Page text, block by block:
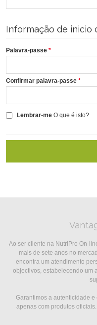
Informação de inicio
*
Palavra-passe
*
Confirmar palavra-passe
Lembrar-me O que é isto?
Ao ser cliente na NutriPro On-
mais de sete anos no
encontra um atendimento
objectivos, estabelecendo um
Garantimos a autenticidade
apenas com produtos